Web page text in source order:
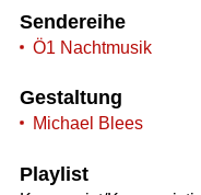
Sendereihe
Ö1 Nachtmusik
Gestaltung
Michael Blees
Playlist